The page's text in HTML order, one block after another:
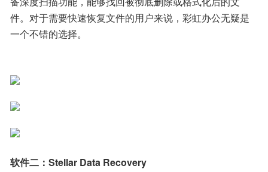
件。对于需要快速恢复文件的用户来说，彩虹办公无疑是
一个不错的选择。
软件二：Stellar Data Recovery